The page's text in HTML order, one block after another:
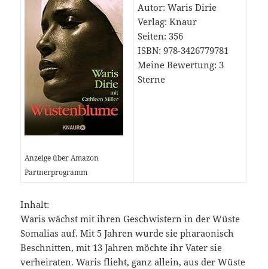
Anzeige über Amazon
Partnerprogramm
Autor: Waris Dirie
Verlag: Knaur
Seiten: 356
ISBN: 978-3426779781
Meine Bewertung: 3
Sterne
Inhalt:
Waris wächst mit ihren Geschwistern in der Wüste
Somalias auf. Mit 5 Jahren wurde sie pharaonisch
Beschnitten, mit 13 Jahren möchte ihr Vater sie
verheiraten. Waris flieht, ganz allein, aus der Wüste